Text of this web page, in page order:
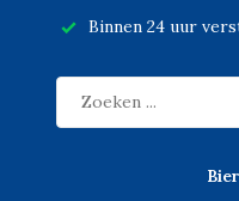
Binnen 24 uur